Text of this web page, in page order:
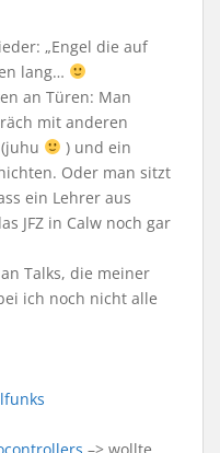
„Engel die auf
lang…
an Türen: Man
mit anderen
) und ein
Oder man sitzt
ein Lehrer aus
JFZ in Calw noch gar
Talks, die meiner
ich noch nicht alle